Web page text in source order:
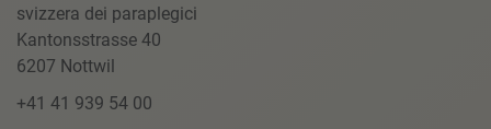
svizzera dei paraplegici
Kantonsstrasse 40
6207 Nottwil
+41 41 939 54 00